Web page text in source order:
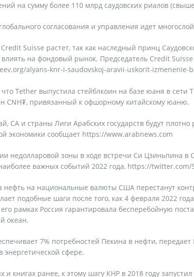
на сумму более 110 млрд саудовских риалов
согласования и управления идет
Suisse растет, так как наследный принц
влиять на фондовый рынок. Председатель Credit
alyans-knr-i-saudovskoj-aravii-uskorit-izmenenie-
Tether выпустила стейблкоин на базе юаня в
CNH₮, привязанный к офшорному китайскому юаню.
СА и страны Лиги Арабских государств будут плотно
экономики сообщает https://www.arabnews.com
недолларовой зоны в ходе встречи Си Цзиньпина в
важных событий 2022 года, https://twitter.com/
нефть на национальные валюты США перестанут
подобные шаги после того, как 4 февраля 2022
рамках Россия гарантировала бесперебойную
океан.
7% потребностей Пекина в нефти, передает
энергетической сфере.
и книгах ранее, к этому шагу КНР в 2018 году